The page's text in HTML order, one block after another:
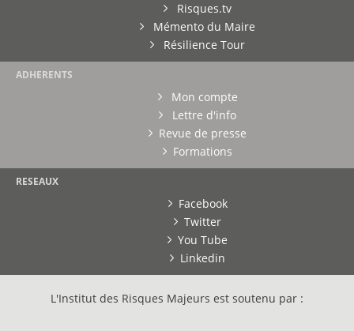
Risques.tv
Mémento du Maire
Résilience Tour
ADHERENTS
Mon compte
Lettre d'info
Revue de presse
Formations
RESEAUX
Facebook
Twitter
You Tube
Linkedin
L'Institut des Risques Majeurs est soutenu par :